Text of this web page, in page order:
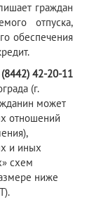
граждан
отпуска,
обеспечения
42-20-11
(г.
может
отношений
и иных
схем
ниже